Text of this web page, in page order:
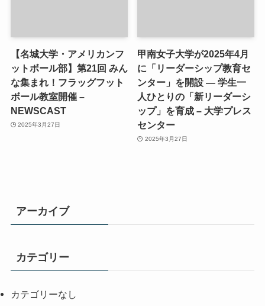
【名城大学・アメリカンフ
ットボール部】第21回 みん
な集まれ！フラッグフット
ボール教室開催 –
NEWSCAST
2025年3月27日
甲南女子大学が2025年4月
に「リーダーシップ教育セ
ンター」を開設 ― 学生一
人ひとりの「新リーダーシ
ップ」を育成 – 大学プレス
センター
2025年3月27日
アーカイブ
カテゴリー
カテゴリーなし